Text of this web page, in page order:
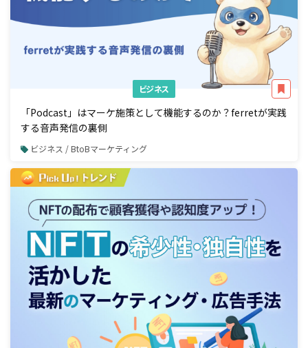
ビジネス
「Podcast」はマーケ施策として機能するのか？ferretが実践
する音声発信の裏側
ビジネス / BtoBマーケティング